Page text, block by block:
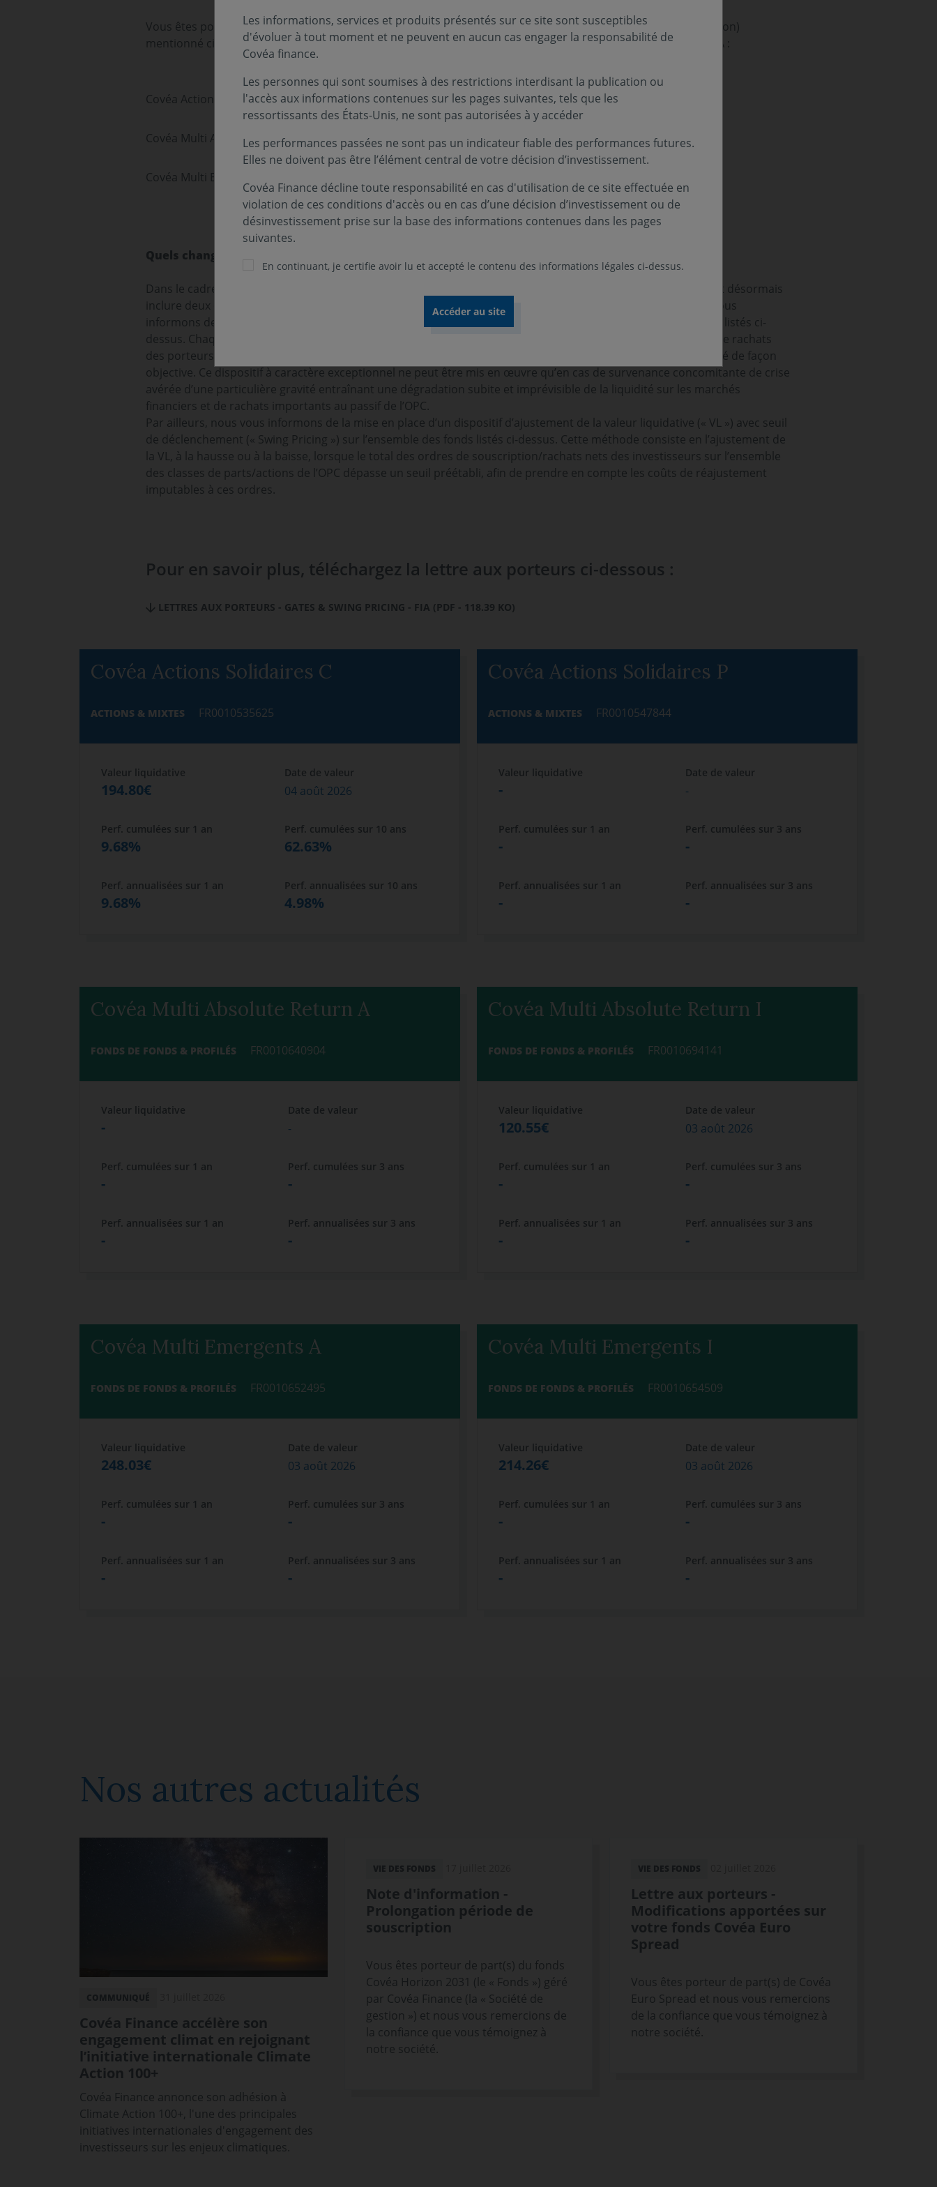
Vous êtes porteur de part(s) de l’Organisme de Placement Collectif (OPC) de Covéa Finance (la Société de gestion)
mentionné ci-dessous, nous vous invitons à prendre connaissance des changements qui s'opèrent sur ces FIA :
Covéa Actions Solidaires Part C : FR0010535625 | Part P : FR0010547844
Covéa Multi Absolute Return : Part A : FR0010640904 | Part I : FR0010694141
Covéa Multi Emergents : Part I : FR0010654509 | Part A : FR0010652495
Quels changements vont intervenir sur votre Fonds ?
Dans le cadre de l’entrée en vigueur prochaine de la Directive UE 2024/927 du 13 mars 2024, les fonds devront désormais
inclure deux outils de gestion de la liquidité dans leur documentation réglementaire. Par conséquent, nous vous
informons de la mise en place du dispositif de plafonnement des rachats ou « Gates » sur l’ensemble des OPC listés ci-
dessus. Chaque OPC pourra mettre en œuvre le dispositif dit de « Gates » permettant d’étaler les demandes de rachats
des porteurs de l’OPC sur plusieurs valeurs liquidatives dès lors qu’elles excèdent un certain niveau, déterminé de façon
objective. Ce dispositif à caractère exceptionnel ne peut être mis en œuvre qu’en cas de survenance concomitante de crise
avérée d’une particulière gravité entraînant une dégradation subite et imprévisible de la liquidité sur les marchés
financiers et de rachats importants au passif de l’OPC.
Par ailleurs, nous vous informons de la mise en place d’un dispositif d’ajustement de la valeur liquidative (« VL ») avec seuil
de déclenchement (« Swing Pricing ») sur l’ensemble des fonds listés ci-dessus. Cette méthode consiste en l’ajustement de
la VL, à la hausse ou à la baisse, lorsque le total des ordres de souscription/rachats nets des investisseurs sur l’ensemble
des classes de parts/actions de l’OPC dépasse un seuil préétabli, afin de prendre en compte les coûts de réajustement
imputables à ces ordres.
Pour en savoir plus, téléchargez la lettre aux porteurs ci-dessous :
LETTRES AUX PORTEURS - GATES & SWING PRICING - FIA (PDF - 118.39 KO)
Covéa Actions Solidaires C
ACTIONS & MIXTES FR0010535625
Valeur liquidative Date de valeur
194.80€ 04 août 2026
Perf. cumulées sur 1 an Perf. cumulées sur 10 ans
9.68% 62.63%
Perf. annualisées sur 1 an Perf. annualisées sur 10 ans
9.68% 4.98%
Covéa Actions Solidaires P
ACTIONS & MIXTES FR0010547844
Valeur liquidative Date de valeur
- -
Perf. cumulées sur 1 an Perf. cumulées sur 3 ans
- -
Perf. annualisées sur 1 an Perf. annualisées sur 3 ans
- -
Covéa Multi Absolute Return A
FONDS DE FONDS & PROFILÉS FR0010640904
Valeur liquidative Date de valeur
- -
Perf. cumulées sur 1 an Perf. cumulées sur 3 ans
- -
Perf. annualisées sur 1 an Perf. annualisées sur 3 ans
- -
Covéa Multi Absolute Return I
FONDS DE FONDS & PROFILÉS FR0010694141
Valeur liquidative Date de valeur
120.55€ 03 août 2026
Perf. cumulées sur 1 an Perf. cumulées sur 3 ans
- -
Perf. annualisées sur 1 an Perf. annualisées sur 3 ans
- -
Covéa Multi Emergents A
FONDS DE FONDS & PROFILÉS FR0010652495
Valeur liquidative Date de valeur
248.03€ 03 août 2026
Perf. cumulées sur 1 an Perf. cumulées sur 3 ans
- -
Perf. annualisées sur 1 an Perf. annualisées sur 3 ans
- -
Covéa Multi Emergents I
FONDS DE FONDS & PROFILÉS FR0010654509
Valeur liquidative Date de valeur
214.26€ 03 août 2026
Perf. cumulées sur 1 an Perf. cumulées sur 3 ans
- -
Perf. annualisées sur 1 an Perf. annualisées sur 3 ans
- -
Nos autres actualités
Covéa Finance accélère son
engagement climat en rejoignant
l’initiative internationale Climate
Action 100+
Covéa Finance annonce son adhésion à
Climate Action 100+, l'une des principales
initiatives internationales d'engagement des
investisseurs sur les enjeux climatiques.
VIE DES FONDS
Note d'information -
Prolongation période de
souscription
Vous êtes porteur de part(s) du fonds
Covéa Horizon 2031 (le « Fonds ») géré
par Covéa Finance (la « Société de
gestion ») et nous vous remercions de
la confiance que vous témoignez à
notre société.
VIE DES FONDS
Lettre aux porteurs -
Modifications apportées sur
votre fonds Covéa Euro
Spread
Vous êtes porteur de part(s) de Covéa
Euro Spread et nous vous remercions
de la confiance que vous témoignez à
notre société.
Les informations, services et produits présentés sur ce site sont susceptibles
d'évoluer à tout moment et ne peuvent en aucun cas engager la responsabilité de
Covéa finance.
Les personnes qui sont soumises à des restrictions interdisant la publication ou
l'accès aux informations contenues sur les pages suivantes, tels que les
ressortissants des États-Unis, ne sont pas autorisées à y accéder
Les performances passées ne sont pas un indicateur fiable des performances futures.
Elles ne doivent pas être l’élément central de votre décision d’investissement.
Covéa Finance décline toute responsabilité en cas d'utilisation de ce site effectuée en
violation de ces conditions d'accès ou en cas d’une décision d’investissement ou de
désinvestissement prise sur la base des informations contenues dans les pages
suivantes.
En continuant, je certifie avoir lu et accepté le contenu des informations légales ci-dessus.